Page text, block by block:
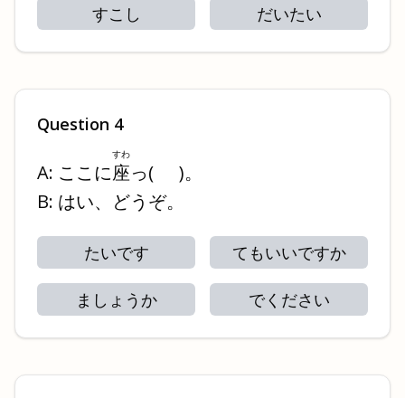
すこし だいたい
Question 4
A: ここに座
すわ
っ( )。
B: はい、どうぞ。
たいです てもいいですか
ましょうか でください